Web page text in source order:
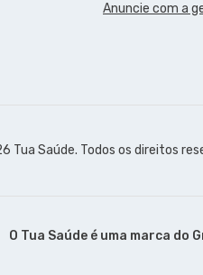
Anuncie com a
Tua Saúde. Todos os direitos
O Tua Saúde é uma marca do